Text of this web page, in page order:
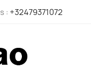
: +32479371072